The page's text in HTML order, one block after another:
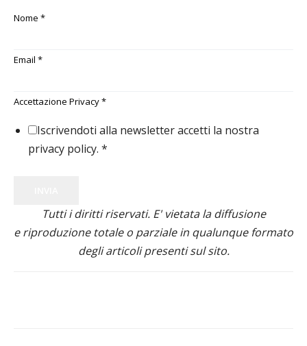
Nome *
Email *
Accettazione Privacy*
Iscrivendoti alla newsletter accetti la nostra
privacy policy. *
Tutti i diritti riservati. E' vietata la diffusione
e riproduzione totale o parziale in qualunque formato
degli articoli presenti sul sito.